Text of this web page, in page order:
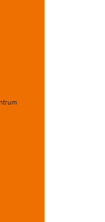
preference
um die Chatfunktion